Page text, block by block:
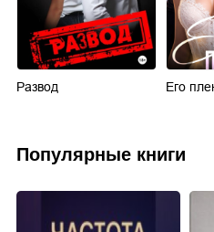
Развод Его
Популярные книги